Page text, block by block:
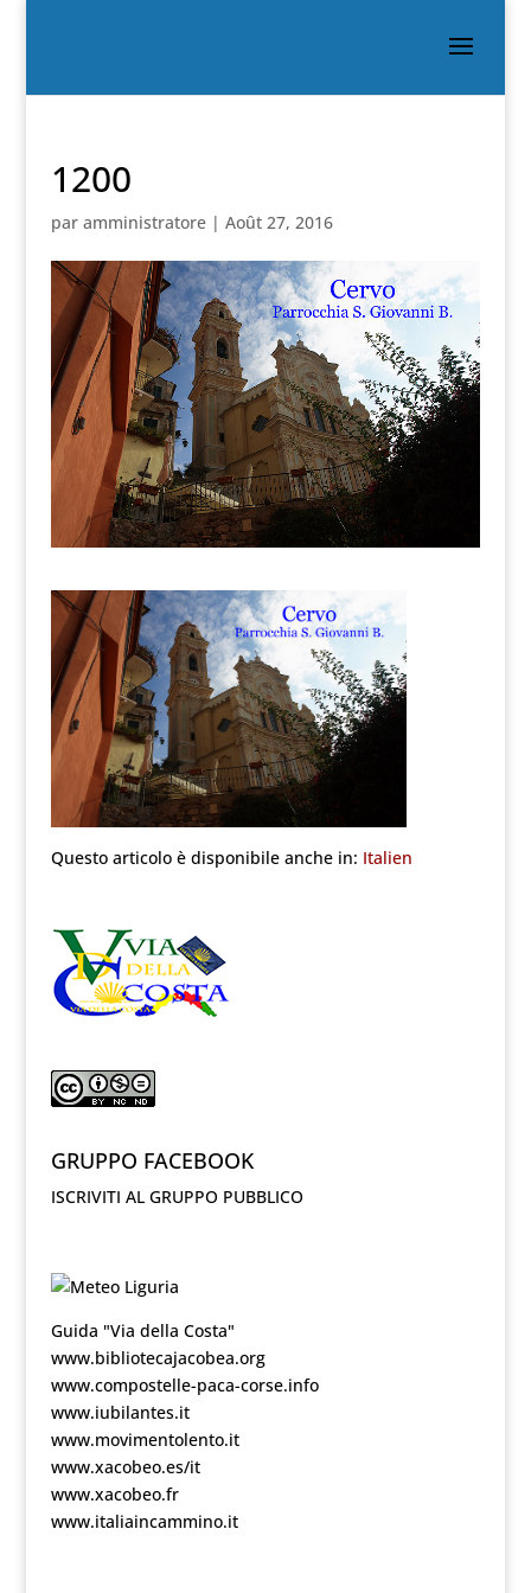
1200
par amministratore| Août 27, 2016
Questo articolo è disponibile anche in: Italien
GRUPPO FACEBOOK
ISCRIVITI AL GRUPPO PUBBLICO
Guida "Via della Costa"
www.bibliotecajacobea.org
www.compostelle-paca-corse.info
www.iubilantes.it
www.movimentolento.it
www.xacobeo.es/it
www.xacobeo.fr
www.italiaincammino.it